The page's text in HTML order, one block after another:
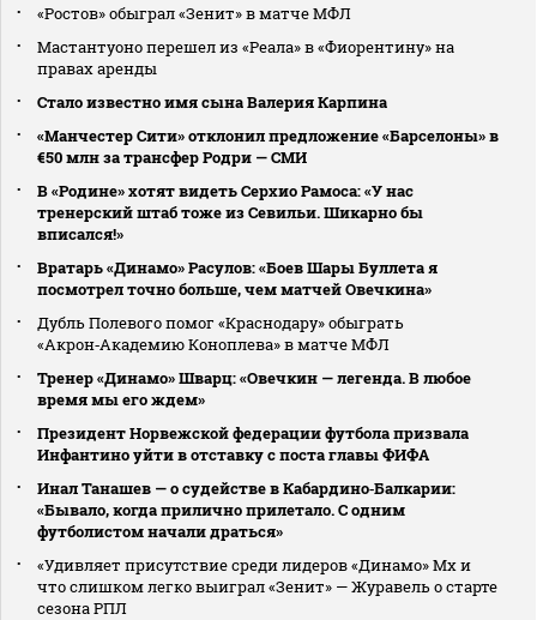
«Ростов» обыграл «Зенит» в матче МФЛ
Мастантуоно перешел из «Реала» в «Фиорентину» на
правах аренды
Стало известно имя сына Валерия Карпина
«Манчестер Сити» отклонил предложение «Барселоны» в
€50 млн за трансфер Родри — СМИ
В «Родине» хотят видеть Серхио Рамоса: «У нас
тренерский штаб тоже из Севильи. Шикарно бы
вписался!»
Вратарь «Динамо» Расулов: «Боев Шары Буллета я
посмотрел точно больше, чем матчей Овечкина»
Дубль Полевого помог «Краснодару» обыграть
«Акрон‑Академию Коноплева» в матче МФЛ
Тренер «Динамо» Шварц: «Овечкин — легенда. В любое
время мы его ждем»
Президент Норвежской федерации футбола призвала
Инфантино уйти в отставку с поста главы ФИФА
Инал Танашев — о судействе в Кабардино‑Балкарии:
«Бывало, когда прилично прилетало. С одним
футболистом начали драться»
«Удивляет присутствие среди лидеров «Динамо» Мх и
что слишком легко выиграл «Зенит» — Журавель о старте
сезона РПЛ